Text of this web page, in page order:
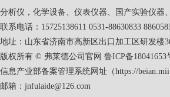
分析仪，化学设备、仪表仪器、国产实验仪器
联系电话：15725138611 0531-88630833
地址：山东省济南市高新区出口加工区研发楼
版权所有 © 弗莱德公司官网 鲁ICP备18041653
信息产业部备案管理系统网址（https://
邮箱：jnfulaide@126.com